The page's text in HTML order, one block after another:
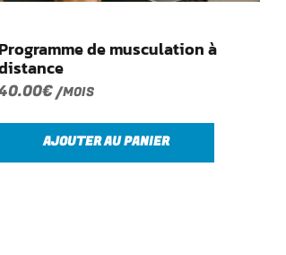
Programme de musculation à
€/MOIS
AJOUTER AU PANIER